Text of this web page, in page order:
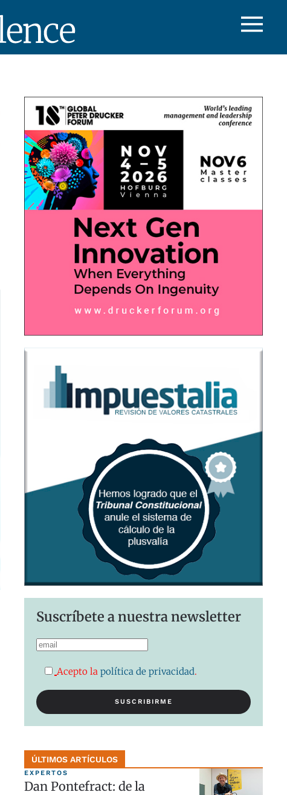
Suscríbete a nuestra newsletter
Acepto lapolítica de privacidad.
ÚLTIMOS ARTÍCULOS
EXPERTOS
Dan Pontefract: de la